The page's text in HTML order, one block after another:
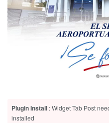
Plugin Install : Widget Tab Post
installed